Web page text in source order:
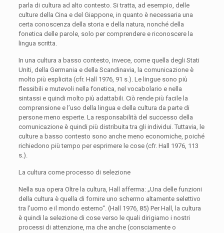
parla di cultura ad alto contesto. Si tratta, ad esempio, delle
culture della Cina e del Giappone, in quanto è necessaria una
certa conoscenza della storia e della natura, nonché della
fonetica delle parole, solo per comprendere e riconoscere la
lingua scritta.
In una cultura a basso contesto, invece, come quella degli Stati
Uniti, della Germania e della Scandinavia, la comunicazione è
molto più esplicita (cfr. Hall 1976, 91 s.). Le lingue sono più
flessibili e mutevoli nella fonetica, nel vocabolario e nella
sintassi e quindi molto più adattabili. Ciò rende più facile la
comprensione e l’uso della lingua e della cultura da parte di
persone meno esperte. La responsabilità del successo della
comunicazione è quindi più distribuita tra gli individui. Tuttavia, le
culture a basso contesto sono anche meno economiche, poiché
richiedono più tempo per esprimere le cose (cfr. Hall 1976, 113
s.).
La cultura come processo di selezione
Nella sua opera Oltre la cultura, Hall afferma: „Una delle funzioni
della cultura è quella di fornire uno schermo altamente selettivo
tra l’uomo e il mondo esterno“. (Hall 1976, 85) Per Hall, la cultura
è quindi la selezione di cose verso le quali dirigiamo i nostri
processi di attenzione, ma che anche (consciamente o